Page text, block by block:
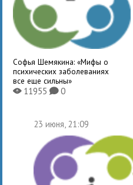
Софья Шемякина: «Мифы о
психических заболеваниях
все еще сильны»
X11955K0
23 июня, 21:09